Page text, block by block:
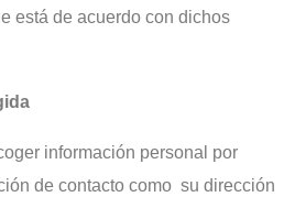
está de acuerdo con dichos
información personal por
de contacto como su dirección